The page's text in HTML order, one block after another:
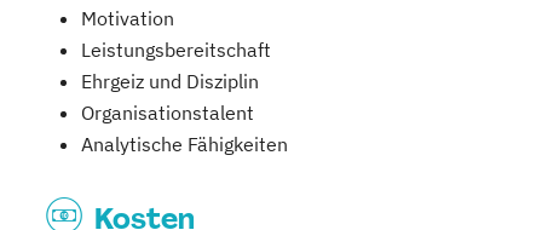
Motivation
Leistungsbereitschaft
Ehrgeiz und Disziplin
Organisationstalent
Analytische Fähigkeiten
Kosten